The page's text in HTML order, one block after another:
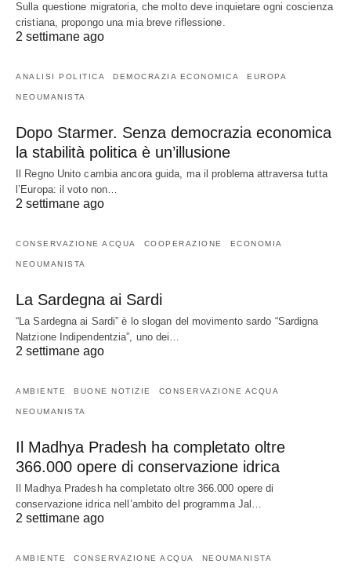
Sulla questione migratoria, che molto deve inquietare ogni coscienza
cristiana, propongo una mia breve riflessione.
2 settimane ago
ANALISI POLITICA DEMOCRAZIA ECONOMICA EUROPA
NEOUMANISTA
Dopo Starmer. Senza democrazia economica
la stabilità politica è un’illusione
Il Regno Unito cambia ancora guida, ma il problema attraversa tutta
l’Europa: il voto non…
2 settimane ago
CONSERVAZIONE ACQUA COOPERAZIONE ECONOMIA
NEOUMANISTA
La Sardegna ai Sardi
“La Sardegna ai Sardi” è lo slogan del movimento sardo “Sardigna
Natzione Indipendentzia”, uno dei…
2 settimane ago
AMBIENTE BUONE NOTIZIE CONSERVAZIONE ACQUA
NEOUMANISTA
Il Madhya Pradesh ha completato oltre
366.000 opere di conservazione idrica
Il Madhya Pradesh ha completato oltre 366.000 opere di
conservazione idrica nell’ambito del programma Jal…
2 settimane ago
AMBIENTE CONSERVAZIONE ACQUA NEOUMANISTA